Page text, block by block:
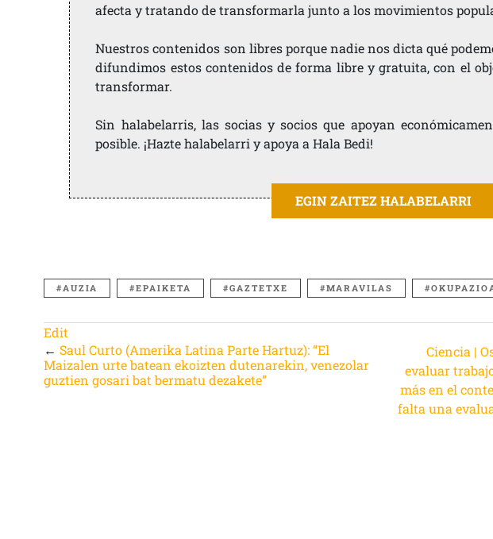
afecta y tratando de transformarla junto a los movimientos
Nuestros contenidos son libres porque nadie nos dicta qué
difundimos estos contenidos de forma libre y gratuita, con el
transformar.
Sin halabelarris, las socias y socios que apoyan
posible. ¡Hazte halabelarri y apoya a Hala Bedi!
EGIN ZAITEZ HALABELARRI
AUZIA EPAIKETA GAZTETXE MARAVILAS
Edit
←Saul Curto (Amerika Latina Parte Hartuz): “El
Maizalen urte batean ekoizten dutenarekin, venezolar
guztien gosari bat bermatu dezakete”
Ciencia |
evaluar
más en el
falta una